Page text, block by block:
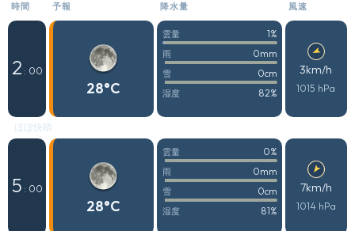
時間 予報 降水量 風速
2 : 00
28°C
雲量 1%
雨 0mm
雪 0cm
湿度 82%
3km/h
1015 hPa
ほぼ快晴
5 : 00
28°C
雲量 0%
雨 0mm
雪 0cm
湿度 81%
7km/h
1014 hPa